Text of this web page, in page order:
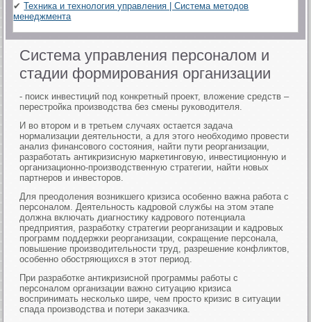
✔Техника и технология управления | Система методов
менеджмента
Система управления персоналом и
стадии формирования организации
- поиск инвестиций под конкретный проект, вложение средств –
перестройка производства без смены руководителя.
И во втором и в третьем случаях остается задача
нормализации деятельности, а для этого необходимо провести
анализ финансового состояния, найти пути реорганизации,
разработать антикризисную маркетинговую, инвестиционную и
организационно-производственную стратегии, найти новых
партнеров и инвесторов.
Для преодоления возникшего кризиса особенно важна работа с
персоналом. Деятельность кадровой службы на этом этапе
должна включать диагностику кадрового потенциала
предприятия, разработку стратегии реорганизации и кадровых
программ поддержки реорганизации, сокращение персонала,
повышение производительности труд, разрешение конфликтов,
особенно обостряющихся в этот период.
При разработке антикризисной программы работы с
персоналом организации важно ситуацию кризиса
воспринимать несколько шире, чем просто кризис в ситуации
спада производства и потери заказчика.